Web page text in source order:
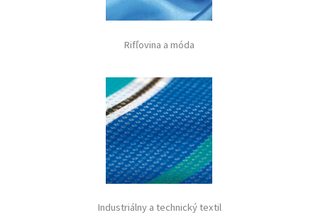
Rifľovina a móda
Industriálny a technický textil